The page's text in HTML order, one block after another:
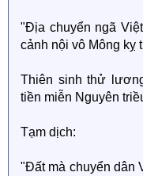
"Địa chuyển ngã
cảnh nội vô Mông kỵ
Thiên sinh thử
tiền miễn Nguyên
Tạm dịch:
"Đất mà chuyển dân